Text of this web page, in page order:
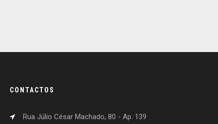
CONTACTOS
Rua Júlio César Machado, 80 - Ap. 139